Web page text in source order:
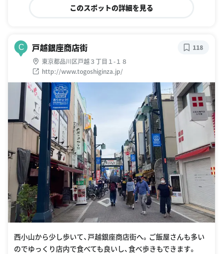
このスポットの詳細を見る
C 戸越銀座商店街
東京都品川区戸越３丁目１-１８
http://www.togoshiginza.jp/
118
西小山から少し歩いて、戸越銀座商店街へ。ご飯屋さんも多い
のでゆっくり店内で食べても良いし、食べ歩きもできます。